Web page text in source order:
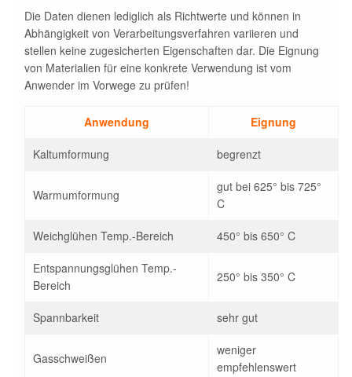
Die Daten dienen lediglich als Richtwerte und können in
Abhängigkeit von Verarbeitungsverfahren variieren und
stellen keine zugesicherten Eigenschaften dar. Die Eignung
von Materialien für eine konkrete Verwendung ist vom
Anwender im Vorwege zu prüfen!
Anwendung Eignung
Kaltumformung begrenzt
Warmumformung
gut bei 625° bis 725°
C
Weichglühen Temp.-Bereich 450° bis 650° C
Entspannungsglühen Temp.-
Bereich
250° bis 350° C
Spannbarkeit sehr gut
Gasschweißen
weniger
empfehlenswert